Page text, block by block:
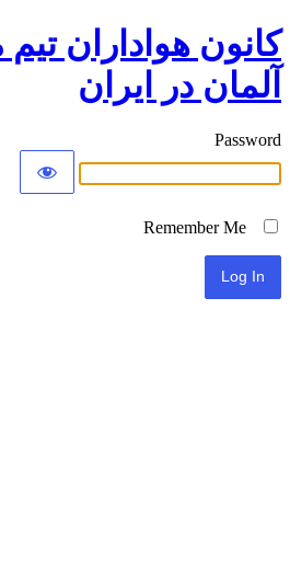
کانون هواداران تیم
آلمان در ایران
Password
Remember Me